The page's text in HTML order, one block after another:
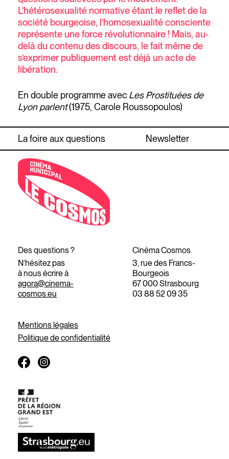
L’hétérosexualité normative étant le reflet de la
société bourgeoise, l’homosexualité consciente
représente une force révolutionnaire ! Mais, au-
delà du contenu des discours, le fait même de
s’exprimer publiquement est déjà un acte de
libération.
En double programme avec Les Prostituées de
Lyon parlent(1975, Carole Roussopoulos)
La foire aux questions Newsletter
Des questions ?
N’hésitez pas
à nous écrire à
agora@cinema-
cosmos.eu
Cinéma Cosmos
3, rue des Francs-
Bourgeois
67 000 Strasbourg
03 88 52 09 35
Mentions légales
Politique de confidentialité